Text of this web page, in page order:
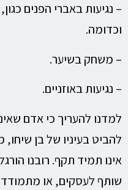
– נגיעות באברי הפנים
וכדומה.
– משחק בשיער.
– נגיעות באוזניים.
למדנו להעריך כי אדם
להביט בעיניו של בן
אינו תמיד תקף. רובנו
שותף לעסקים, או